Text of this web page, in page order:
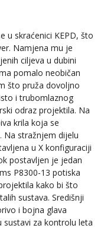
u skraćenici KEPD, što
Namjena mu je
ciljeva u dubini
pomalo neobičan
što pruža dovoljno
i trubomlaznog
odraz projektila. Na
krila koja se
Na stražnjem dijelu
u X konfiguraciji
postavljen je jedan
P8300-13 potiska
kako bi što
sustava. Središnji
i bojna glava
sustavi za kontrolu leta